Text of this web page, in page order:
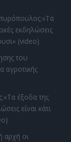
εκδηλώσεις
(video)
του
αγροτικής
έξοδα της
είναι κάτι
αρχή οι